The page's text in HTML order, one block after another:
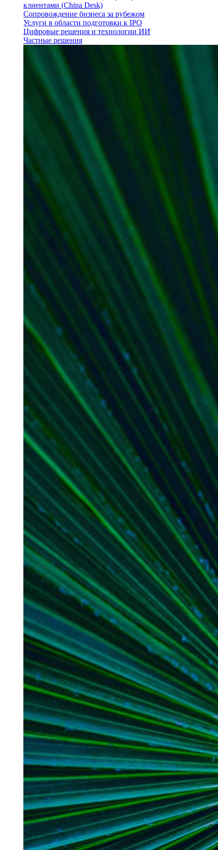
клиентами (China Desk)
Сопровождение бизнеса за рубежом
Услуги в области подготовки к IPO
Цифровые решения и технологии ИИ
Частные решения